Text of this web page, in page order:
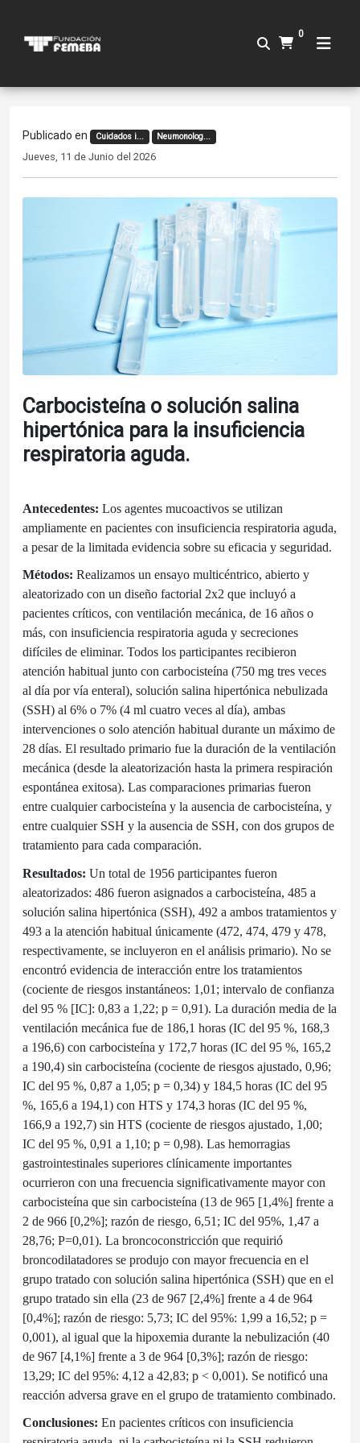
0
Publicado en Cuidados i... Neumonolog...
Jueves, 11 de Junio del 2026
Carbocisteína o solución salina
hipertónica para la insuficiencia
respiratoria aguda.
Antecedentes: Los agentes mucoactivos se utilizan
ampliamente en pacientes con insuficiencia respiratoria aguda,
a pesar de la limitada evidencia sobre su eficacia y seguridad.
Métodos: Realizamos un ensayo multicéntrico, abierto y
aleatorizado con un diseño factorial 2x2 que incluyó a
pacientes críticos, con ventilación mecánica, de 16 años o
más, con insuficiencia respiratoria aguda y secreciones
difíciles de eliminar. Todos los participantes recibieron
atención habitual junto con carbocisteína (750 mg tres veces
al día por vía enteral), solución salina hipertónica nebulizada
(SSH) al 6% o 7% (4 ml cuatro veces al día), ambas
intervenciones o solo atención habitual durante un máximo de
28 días. El resultado primario fue la duración de la ventilación
mecánica (desde la aleatorización hasta la primera respiración
espontánea exitosa). Las comparaciones primarias fueron
entre cualquier carbocisteína y la ausencia de carbocisteína, y
entre cualquier SSH y la ausencia de SSH, con dos grupos de
tratamiento para cada comparación.
Resultados: Un total de 1956 participantes fueron
aleatorizados: 486 fueron asignados a carbocisteína, 485 a
solución salina hipertónica (SSH), 492 a ambos tratamientos y
493 a la atención habitual únicamente (472, 474, 479 y 478,
respectivamente, se incluyeron en el análisis primario). No se
encontró evidencia de interacción entre los tratamientos
(cociente de riesgos instantáneos: 1,01; intervalo de confianza
del 95 % [IC]: 0,83 a 1,22; p = 0,91). La duración media de la
ventilación mecánica fue de 186,1 horas (IC del 95 %, 168,3
a 196,6) con carbocisteína y 172,7 horas (IC del 95 %, 165,2
a 190,4) sin carbocisteína (cociente de riesgos ajustado, 0,96;
IC del 95 %, 0,87 a 1,05; p = 0,34) y 184,5 horas (IC del 95
%, 165,6 a 194,1) con HTS y 174,3 horas (IC del 95 %,
166,9 a 192,7) sin HTS (cociente de riesgos ajustado, 1,00;
IC del 95 %, 0,91 a 1,10; p = 0,98). Las hemorragias
gastrointestinales superiores clínicamente importantes
ocurrieron con una frecuencia significativamente mayor con
carbocisteína que sin carbocisteína (13 de 965 [1,4%] frente a
2 de 966 [0,2%]; razón de riesgo, 6,51; IC del 95%, 1,47 a
28,76; P=0,01). La broncoconstricción que requirió
broncodilatadores se produjo con mayor frecuencia en el
grupo tratado con solución salina hipertónica (SSH) que en el
grupo tratado sin ella (23 de 967 [2,4%] frente a 4 de 964
[0,4%]; razón de riesgo: 5,73; IC del 95%: 1,99 a 16,52; p =
0,001), al igual que la hipoxemia durante la nebulización (40
de 967 [4,1%] frente a 3 de 964 [0,3%]; razón de riesgo:
13,29; IC del 95%: 4,12 a 42,83; p < 0,001). Se notificó una
reacción adversa grave en el grupo de tratamiento combinado.
Conclusiones: En pacientes críticos con insuficiencia